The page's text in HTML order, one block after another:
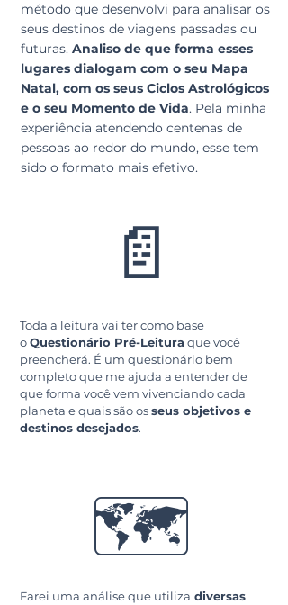
método que desenvolvi para analisar os
seus destinos de viagens passadas ou
futuras. Analiso de que forma esses
lugares dialogam com o seu Mapa
Natal, com os seus Ciclos Astrológicos
e o seu Momento de Vida. Pela minha
experiência atendendo centenas de
pessoas ao redor do mundo, esse tem
sido o formato mais efetivo.
📄
Toda a leitura vai ter como base
oQuestionário Pré-Leituraque você
preencherá. É um questionário bem
completo que me ajuda a entender de
que forma você vem vivenciando cada
planeta e quais são osseus objetivos e
destinos desejados.
🗺️
Farei uma análise que utiliza diversas